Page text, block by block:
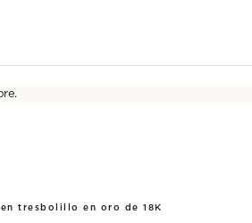
tresbolillo en oro de 18K